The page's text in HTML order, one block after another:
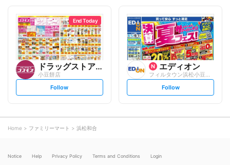
l
o
w
l
o
w
End Today
ドラッグストアコスモス
小豆餅店
s
l
o
Follow
エディオン
フィルタウン浜松小豆餅店
s
l
Follow
Home ファミリーマート 浜松和合
Notice Help Privacy Policy Terms and Conditions Login